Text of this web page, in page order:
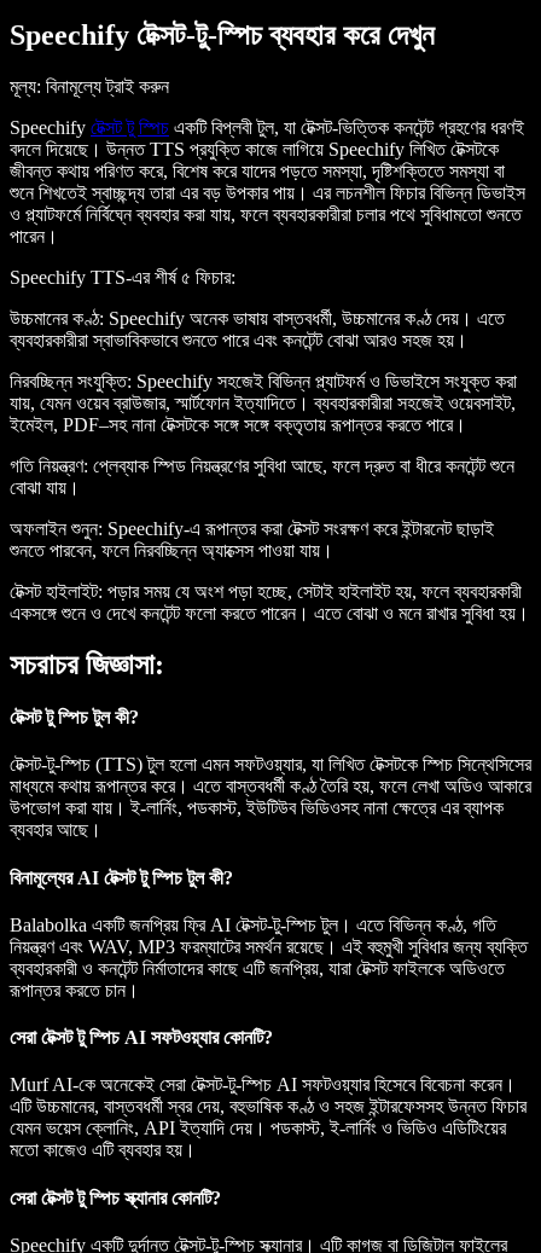
Speechify টেক্সট-টু-স্পিচ ব্যবহার করে দেখুন
মূল্য: বিনামূল্যে ট্রাই করুন
Speechify টেক্সট টু স্পিচ একটি বিপ্লবী টুল, যা টেক্সট-ভিত্তিক কনটেন্ট গ্রহণের ধরণই
বদলে দিয়েছে। উন্নত TTS প্রযুক্তি কাজে লাগিয়ে Speechify লিখিত টেক্সটকে
জীবন্ত কথায় পরিণত করে, বিশেষ করে যাদের পড়তে সমস্যা, দৃষ্টিশক্তিতে সমস্যা বা
শুনে শিখতেই স্বাচ্ছন্দ্য তারা এর বড় উপকার পায়। এর লচনশীল ফিচার বিভিন্ন ডিভাইস
ও প্ল্যাটফর্মে নির্বিঘ্নে ব্যবহার করা যায়, ফলে ব্যবহারকারীরা চলার পথে সুবিধামতো শুনতে
পারেন।
Speechify TTS-এর শীর্ষ ৫ ফিচার:
উচ্চমানের কণ্ঠ: Speechify অনেক ভাষায় বাস্তবধর্মী, উচ্চমানের কণ্ঠ দেয়। এতে
ব্যবহারকারীরা স্বাভাবিকভাবে শুনতে পারে এবং কনটেন্ট বোঝা আরও সহজ হয়।
নিরবচ্ছিন্ন সংযুক্তি: Speechify সহজেই বিভিন্ন প্ল্যাটফর্ম ও ডিভাইসে সংযুক্ত করা
যায়, যেমন ওয়েব ব্রাউজার, স্মার্টফোন ইত্যাদিতে। ব্যবহারকারীরা সহজেই ওয়েবসাইট,
ইমেইল, PDF–সহ নানা টেক্সটকে সঙ্গে সঙ্গে বক্তৃতায় রূপান্তর করতে পারে।
গতি নিয়ন্ত্রণ: প্লেব্যাক স্পিড নিয়ন্ত্রণের সুবিধা আছে, ফলে দ্রুত বা ধীরে কনটেন্ট শুনে
বোঝা যায়।
অফলাইন শুনুন: Speechify-এ রূপান্তর করা টেক্সট সংরক্ষণ করে ইন্টারনেট ছাড়াই
শুনতে পারবেন, ফলে নিরবচ্ছিন্ন অ্যাক্সেস পাওয়া যায়।
টেক্সট হাইলাইট: পড়ার সময় যে অংশ পড়া হচ্ছে, সেটাই হাইলাইট হয়, ফলে ব্যবহারকারী
একসঙ্গে শুনে ও দেখে কনটেন্ট ফলো করতে পারেন। এতে বোঝা ও মনে রাখার সুবিধা হয়।
সচরাচর জিজ্ঞাসা:
টেক্সট টু স্পিচ টুল কী?
টেক্সট-টু-স্পিচ (TTS) টুল হলো এমন সফটওয়্যার, যা লিখিত টেক্সটকে স্পিচ সিন্থেসিসের
মাধ্যমে কথায় রূপান্তর করে। এতে বাস্তবধর্মী কণ্ঠ তৈরি হয়, ফলে লেখা অডিও আকারে
উপভোগ করা যায়। ই-লার্নিং, পডকাস্ট, ইউটিউব ভিডিওসহ নানা ক্ষেত্রে এর ব্যাপক
ব্যবহার আছে।
বিনামূল্যের AI টেক্সট টু স্পিচ টুল কী?
Balabolka একটি জনপ্রিয় ফ্রি AI টেক্সট-টু-স্পিচ টুল। এতে বিভিন্ন কণ্ঠ, গতি
নিয়ন্ত্রণ এবং WAV, MP3 ফরম্যাটের সমর্থন রয়েছে। এই বহুমুখী সুবিধার জন্য ব্যক্তি
ব্যবহারকারী ও কনটেন্ট নির্মাতাদের কাছে এটি জনপ্রিয়, যারা টেক্সট ফাইলকে অডিওতে
রূপান্তর করতে চান।
সেরা টেক্সট টু স্পিচ AI সফটওয়্যার কোনটি?
Murf AI-কে অনেকেই সেরা টেক্সট-টু-স্পিচ AI সফটওয়্যার হিসেবে বিবেচনা করেন।
এটি উচ্চমানের, বাস্তবধর্মী স্বর দেয়, বহুভাষিক কণ্ঠ ও সহজ ইন্টারফেসসহ উন্নত ফিচার
যেমন ভয়েস ক্লোনিং, API ইত্যাদি দেয়। পডকাস্ট, ই-লার্নিং ও ভিডিও এডিটিংয়ের
মতো কাজেও এটি ব্যবহার হয়।
সেরা টেক্সট টু স্পিচ স্ক্যানার কোনটি?
Speechify একটি দুর্দান্ত টেক্সট-টু-স্পিচ স্ক্যানার। এটি কাগজ বা ডিজিটাল ফাইলের